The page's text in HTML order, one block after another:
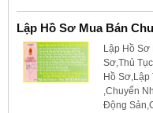
Lập Hồ Sơ Mua Bán
Lập Hồ Sơ
Sơ,Thủ
Hồ Sơ,Lập
,Chuyển
Động